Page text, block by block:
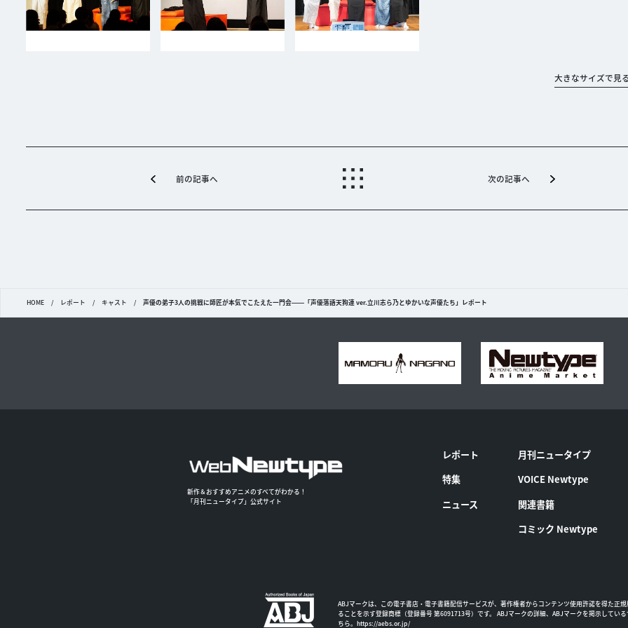
大きなサイズで見
前の記事へ 次の記事へ
HOME / レポート / キャスト / 声優の弟子3人の挑戦に師匠が本気でこたえた一門会――「声優落語天狗連 ver.立川志ら乃とゆかいな声優たち」レポート
新作＆おすすめアニメのすべてがわかる！
「月刊ニュータイプ」公式サイト
レポート
特集
ニュース
月刊ニュータイプ
VOICE Newtype
関連書籍
コミック Newtype
ABJマークは、この電子書店・電子書籍配信サービスが、著作権者からコンテンツ使用許諾を得た正
ることを示す登録商標（登録番号 第6091713号）です。 ABJマークの詳細、ABJマークを掲示してい
ちら。 https://aebs.or.jp/